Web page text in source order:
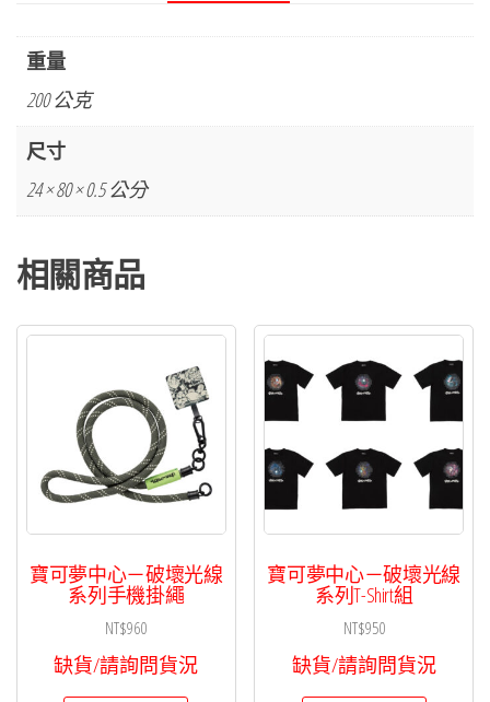
線
列
卡
獸
型
毛
巾
重量
200 公克
尺寸
24 × 80 × 0.5 公分
相關商品
寶可夢中心－破壞光線
系列手機掛繩
NT$960
缺貨/請詢問貨況
寶可夢中心－破壞光線
系列T-Shirt組
NT$950
缺貨/請詢問貨況